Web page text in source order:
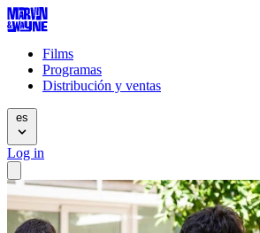
Films
Programas
Distribución y ventas
es
Log in